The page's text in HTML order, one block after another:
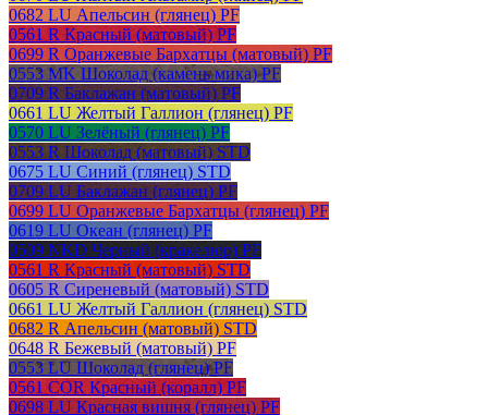
0682 LU Апельсин (глянец) PF
0561 R Красный (матовый) PF
0699 R Оранжевые Бархатцы (матовый) PF
0553 MK Шоколад (камень мика) PF
0709 R Баклажан (матовый) PF
0661 LU Желтый Галлион (глянец) PF
0570 LU Зелёный (глянец) PF
0553 R Шоколад (матовый) STD
0675 LU Синий (глянец) STD
0709 LU Баклажан (глянец) PF
0699 LU Оранжевые Бархатцы (глянец) PF
0619 LU Океан (глянец) PF
0509 NKD Черный (кракелюр) PF
0561 R Красный (матовый) STD
0605 R Сиреневый (матовый) STD
0661 LU Желтый Галлион (глянец) STD
0682 R Апельсин (матовый) STD
0648 R Бежевый (матовый) PF
0553 LU Шоколад (глянец) PF
0561 COR Красный (коралл) PF
0698 LU Красная вишня (глянец) PF